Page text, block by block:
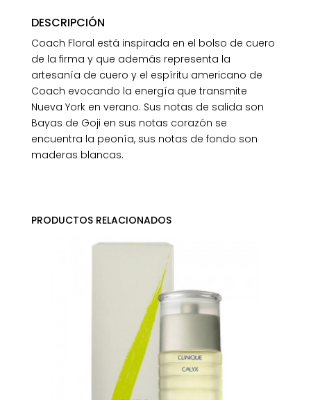
DESCRIPCIÓN
Coach Floral está inspirada en el bolso de cuero
de la firma y que además representa la
artesanía de cuero y el espíritu americano de
Coach evocando la energía que transmite
Nueva York en verano. Sus notas de salida son
Bayas de Goji en sus notas corazón se
encuentra la peonía, sus notas de fondo son
maderas blancas.
PRODUCTOS RELACIONADOS